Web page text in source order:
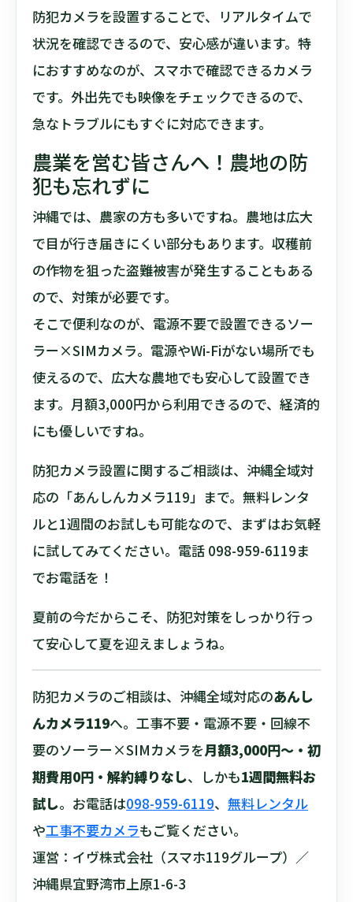
防犯カメラを設置することで、リアルタイムで
状況を確認できるので、安心感が違います。特
におすすめなのが、スマホで確認できるカメラ
です。外出先でも映像をチェックできるので、
急なトラブルにもすぐに対応できます。
農業を営む皆さんへ！農地の防
犯も忘れずに
沖縄では、農家の方も多いですね。農地は広大
で目が行き届きにくい部分もあります。収穫前
の作物を狙った盗難被害が発生することもある
ので、対策が必要です。
そこで便利なのが、電源不要で設置できるソー
ラー×SIMカメラ。電源やWi-Fiがない場所でも
使えるので、広大な農地でも安心して設置でき
ます。月額3,000円から利用できるので、経済的
にも優しいですね。
防犯カメラ設置に関するご相談は、沖縄全域対
応の「あんしんカメラ119」まで。無料レンタ
ルと1週間のお試しも可能なので、まずはお気軽
に試してみてください。電話 098-959-6119ま
でお電話を！
夏前の今だからこそ、防犯対策をしっかり行っ
て安心して夏を迎えましょうね。
防犯カメラのご相談は、沖縄全域対応のあんし
んカメラ119へ。工事不要・電源不要・回線不
要のソーラー×SIMカメラを月額3,000円〜・初
期費用0円・解約縛りなし、しかも1週間無料お
試し。お電話は098-959-6119、 無料レンタル
や工事不要カメラもご覧ください。
運営：イヴ株式会社（スマホ119グループ）／
沖縄県宜野湾市上原1-6-3